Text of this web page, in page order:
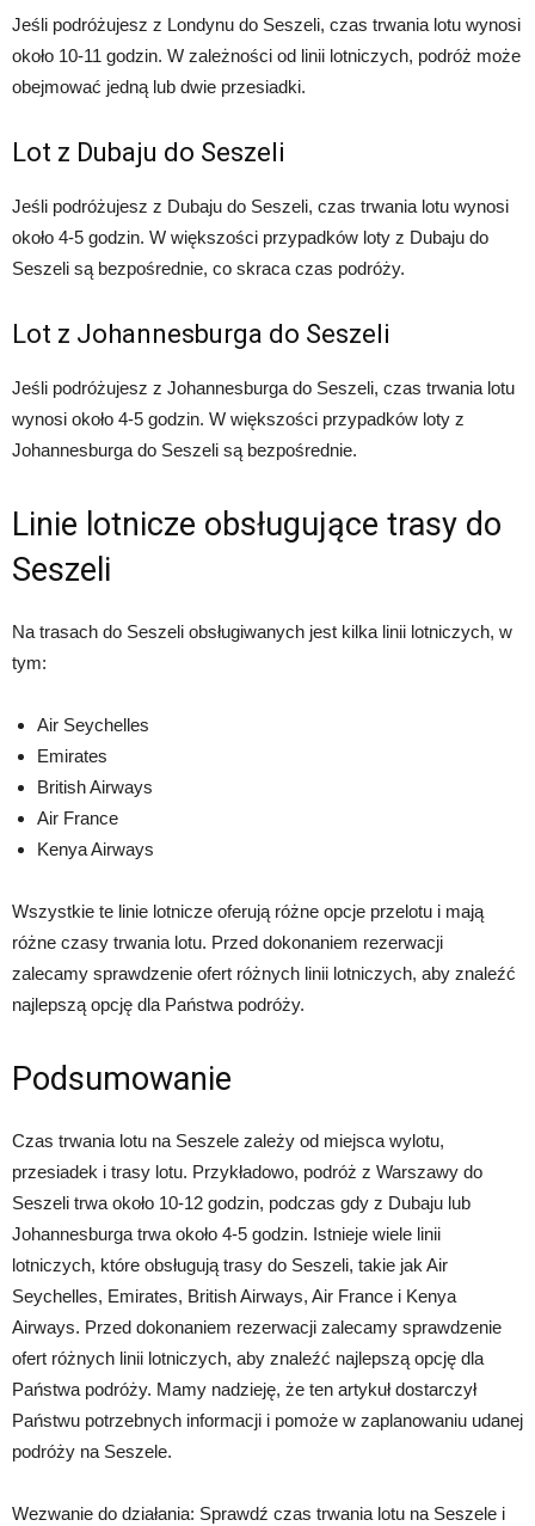
Jeśli podróżujesz z Londynu do Seszeli, czas trwania lotu wynosi
około 10-11 godzin. W zależności od linii lotniczych, podróż może
obejmować jedną lub dwie przesiadki.
Lot z Dubaju do Seszeli
Jeśli podróżujesz z Dubaju do Seszeli, czas trwania lotu wynosi
około 4-5 godzin. W większości przypadków loty z Dubaju do
Seszeli są bezpośrednie, co skraca czas podróży.
Lot z Johannesburga do Seszeli
Jeśli podróżujesz z Johannesburga do Seszeli, czas trwania lotu
wynosi około 4-5 godzin. W większości przypadków loty z
Johannesburga do Seszeli są bezpośrednie.
Linie lotnicze obsługujące trasy do
Seszeli
Na trasach do Seszeli obsługiwanych jest kilka linii lotniczych, w
tym:
Air Seychelles
Emirates
British Airways
Air France
Kenya Airways
Wszystkie te linie lotnicze oferują różne opcje przelotu i mają
różne czasy trwania lotu. Przed dokonaniem rezerwacji
zalecamy sprawdzenie ofert różnych linii lotniczych, aby znaleźć
najlepszą opcję dla Państwa podróży.
Podsumowanie
Czas trwania lotu na Seszele zależy od miejsca wylotu,
przesiadek i trasy lotu. Przykładowo, podróż z Warszawy do
Seszeli trwa około 10-12 godzin, podczas gdy z Dubaju lub
Johannesburga trwa około 4-5 godzin. Istnieje wiele linii
lotniczych, które obsługują trasy do Seszeli, takie jak Air
Seychelles, Emirates, British Airways, Air France i Kenya
Airways. Przed dokonaniem rezerwacji zalecamy sprawdzenie
ofert różnych linii lotniczych, aby znaleźć najlepszą opcję dla
Państwa podróży. Mamy nadzieję, że ten artykuł dostarczył
Państwu potrzebnych informacji i pomoże w zaplanowaniu udanej
podróży na Seszele.
Wezwanie do działania: Sprawdź czas trwania lotu na Seszele i